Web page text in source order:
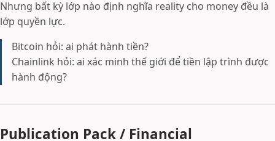
Nhưng bất kỳ lớp nào định nghĩa reality cho money đều là
lớp quyền lực.
Bitcoin hỏi: ai phát hành tiền?
Chainlink hỏi: ai xác minh thế giới để tiền lập trình được
hành động?
Publication Pack / Financial